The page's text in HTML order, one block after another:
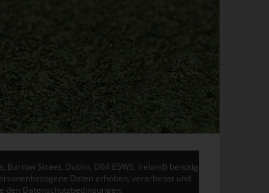
Street, Dublin, D04 E5W5, Ireland) benötigen
Daten erhoben, verarbeitet und
den Datenschutzbedingungen.